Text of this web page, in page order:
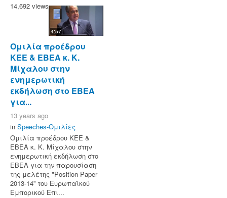
14,692 views
4:57
Ομιλία προέδρου
ΚΕΕ & ΕΒΕΑ κ. Κ.
Μίχαλου στην
ενημερωτική
εκδήλωση στο ΕΒΕΑ
για...
13 years ago
in Speeches-Ομιλίες
Ομιλία προέδρου ΚΕΕ &
ΕΒΕΑ κ. Κ. Μίχαλου στην
ενημερωτική εκδήλωση στο
ΕΒΕΑ για την παρουσίαση
της μελέτης "Position Paper
2013-14” του Ευρωπαϊκού
Εμπορικού Επι...